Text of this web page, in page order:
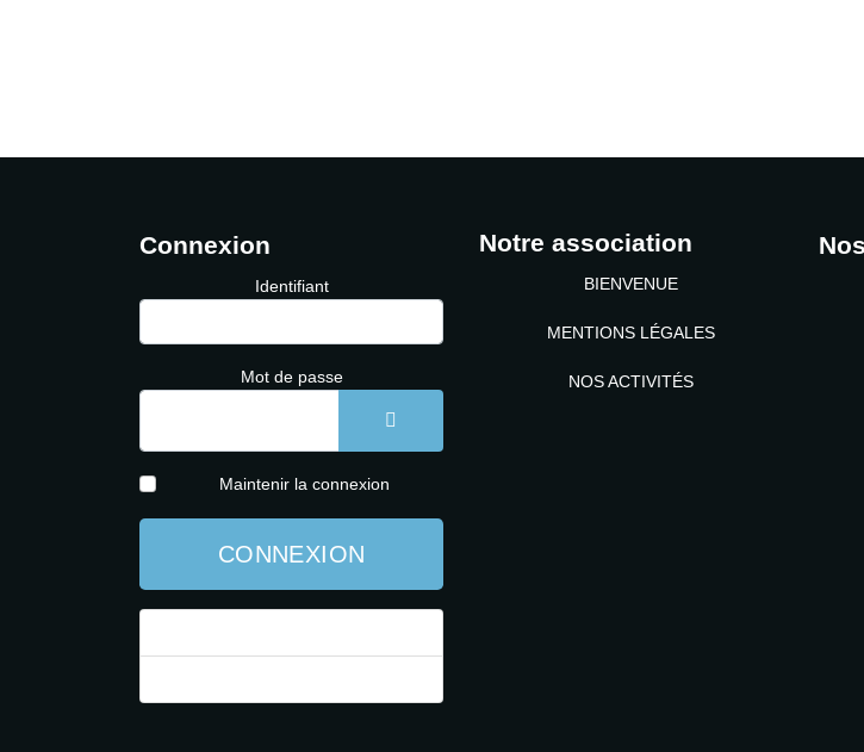
Connexion
Identifiant
Mot de passe
AFFICHER LE MOT DE PASSE
Maintenir la connexion
CONNEXION
Notre association
BIENVENUE
MENTIONS LÉGALES
NOS ACTIVITÉS